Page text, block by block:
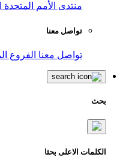
منتدى الأمم المتحدة
تواصل معنا
تواصل معنا الفروع
بحث
الكلمات الاعلى بحثا